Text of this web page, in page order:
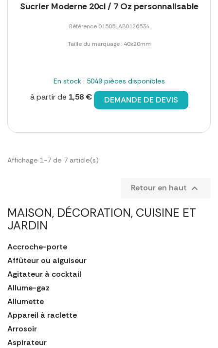
MAISON, DÉCORATION, CUISINE ET
JARDIN
Accroche-porte
Affûteur ou aiguiseur
Agitateur à cocktail
Allume-gaz
Allumette
Appareil à raclette
Arrosoir
Aspirateur
Sucrier Moderne 20cl / 7 Oz personnalisable
Référence 01505LAB0126534
Taille du marquage : 40x20mm
En stock : 5049 pièces disponibles
à partir de 1,58 € DEMANDE DE DEVIS
Affichage 1-7 de 7 article(s)
Retour en haut 